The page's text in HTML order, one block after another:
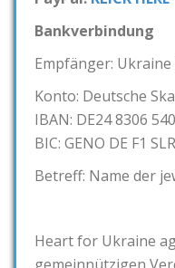
Bankverbindung
Empfänger:
Konto: Deutsche
IBAN: DE24 8306
BIC: GENO DE F1 SLR
Betreff: Name der
Heart for Ukraine